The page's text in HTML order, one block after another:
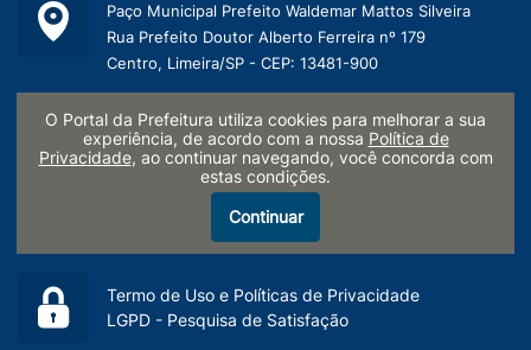
Paço Municipal Prefeito Waldemar Mattos Silveira
Rua Prefeito Doutor Alberto Ferreira nº 179
Centro, Limeira/SP - CEP: 13481-900
Telefone:
(19) 3404-9600
45.132.495/0001-40
Termo de Uso e Políticas de Privacidade
LGPD - Pesquisa de Satisfação
O Portal da Prefeitura utiliza cookies para melhorar a sua
experiência, de acordo com a nossa Política de
Privacidade, ao continuar navegando, você concorda com
estas condições.
Continuar